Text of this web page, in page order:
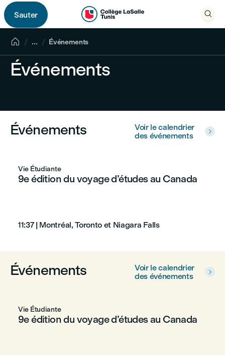
Sauter
 
 ... Événements
Événements
Événements
Voir le calendrier
des événements

Vie Étudiante
9e édition du voyage d’études au Canada
11:37| Montréal, Toronto et Niagara Falls
Événements
Voir le calendrier
des événements

Vie Étudiante
9e édition du voyage d’études au Canada